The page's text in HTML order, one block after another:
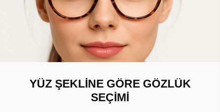
YÜZ ŞEKLİNE GÖRE GÖZLÜK
SEÇİMİ